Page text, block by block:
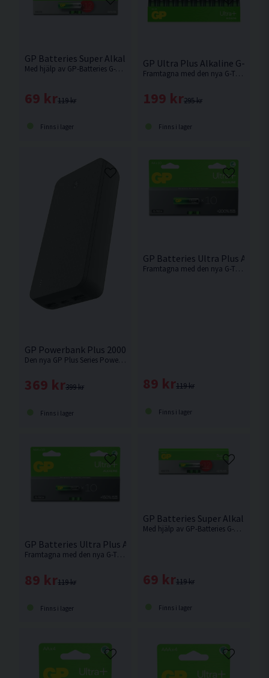
GP Batteries Super Alkaline AA-Batteri G-TECH 12-pack
Med hjälp av GP-Batteries G-Tech teknik har de skapat ett prisvärt batteri utan att behöva kompromissa med prestanda. Levereras i 12-pack.
119 kr
69 kr
Finns i lager
GP Ultra Plus Alkaline G-
Framtagna med den nya G-TECH tekniken är detta ett av det kraftfullaste batteriet på marknaden. Levereras i 40-pack.
295 kr
199 kr
Finns i lager
GP Powerbank Plus 20000mAh Black
Den nya GP Plus Series Powerbank, 2000mAh, erbjuder pålitlig kraft och stilren design. Kan ladda upp till tre enheter samtidigt.
399 kr
369 kr
Finns i lager
GP Batteries Ultra Plus
Framtagna med den nya G-TECH tekniken är detta ett av det kraftfullaste batteriet på marknaden. Levereras i 10-pack.
119 kr
89 kr
Finns i lager
GP Batteries Ultra Plus Alkaline AAA G-TECH 10-pack
Framtagna med den nya G-TECH tekniken är detta ett av det kraftfullaste batteriet på marknaden. Levereras i 10-pack.
119 kr
89 kr
Finns i lager
GP Batteries Super Alkaline
Med hjälp av GP-Batteries G-Tech teknik har de skapat ett prisvärt batteri utan att behöva kompromissa med prestanda. Levereras i 12-pack.
119 kr
69 kr
Finns i lager